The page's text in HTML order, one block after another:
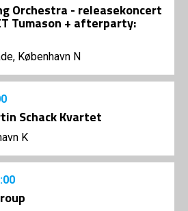
Orchestra - releasekoncert
Tumason + afterparty:
København N
Schack Kvartet
K